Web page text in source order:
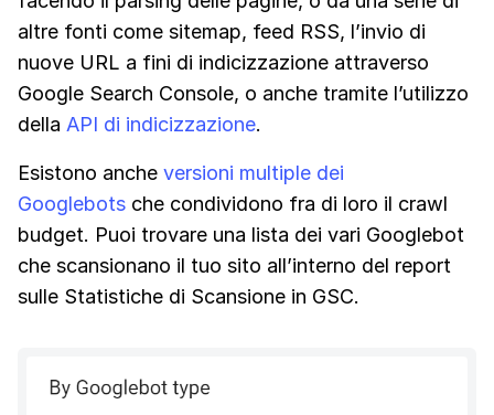
altre fonti come sitemap, feed RSS, l’invio di
nuove URL a fini di indicizzazione attraverso
Google Search Console, o anche tramite l’utilizzo
della API di indicizzazione.
Esistono anche versioni multiple dei
Googlebots che condividono fra di loro il crawl
budget. Puoi trovare una lista dei vari Googlebot
che scansionano il tuo sito all’interno del report
sulle Statistiche di Scansione in GSC.